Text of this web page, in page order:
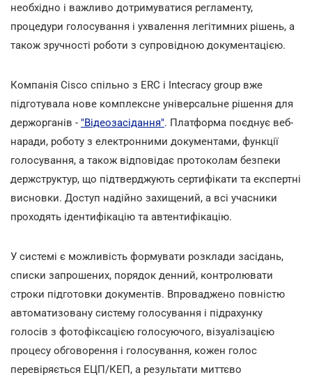
необхідно і важливо дотримуватися регламенту,
процедури голосування і ухвалення легітимних рішень, а
також зручності роботи з супровідною документацією.
Компанія Cisco спільно з ERC і Intecracy group вже
підготувала нове комплексне універсальне рішення для
держорганів - "Відеозасідання". Платформа поєднує веб-
наради, роботу з електронними документами, функції
голосування, а також відповідає протоколам безпеки
держструктур, що підтверджують сертифікати та експертні
висновки. Доступ надійно захищений, а всі учасники
проходять ідентифікацію та автентифікацію.
У системі є можливість формувати розклади засідань,
списки запрошених, порядок денний, контролювати
строки підготовки документів. Впроваджено повністю
автоматизовану систему голосування і підрахунку
голосів з фотофіксацією голосуючого, візуалізацією
процесу обговорення і голосування, кожен голос
перевіряється ЕЦП/КЕП, а результати миттєво